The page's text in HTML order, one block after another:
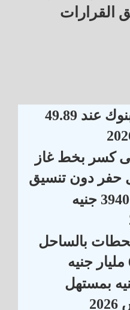
القرارات
أعلى سعر للدولار في البنوك عند 49.89
كسر بخط غاز
حفر دون تنسيق
حديد المصريين يسجل 39400 جنيه
تعتزم إنشاء 4 محطات بالساحل
مليار جنيه بمستهل